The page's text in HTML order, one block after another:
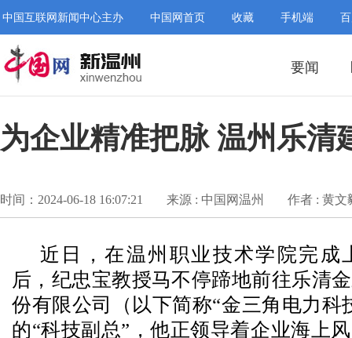
中国互联网新闻中心主办 中国网首页 收藏 手机端
要闻
为企业精准把脉 温州乐清
时间：2024-06-18 16:07:21 来源 : 中国网温州 作者 : 黄文
近日，在温州职业技术学院完成
后，纪忠宝教授马不停蹄地前往乐清
份有限公司（以下简称“金三角电力科
的“科技副总”，他正领导着企业海上